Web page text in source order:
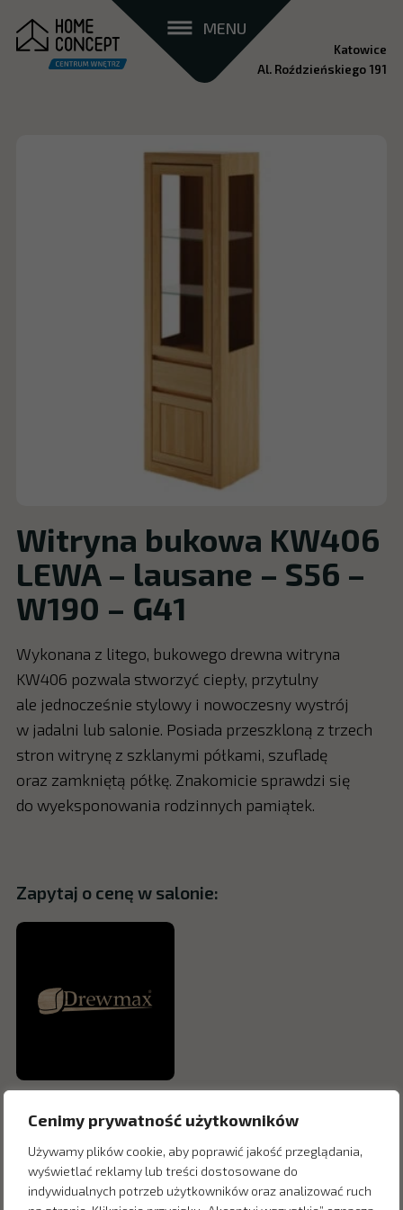
Cenimy prywatność użytkowników
Używamy plików cookie, aby poprawić jakość przeglądania,
wyświetlać reklamy lub treści dostosowane do
indywidualnych potrzeb użytkowników oraz analizować ruch
MENU
Katowice
Al. Roździeńskiego 191
Witryna bukowa KW406
LEWA – lausane – S56 –
W190 – G41
Wykonana z litego, bukowego drewna witryna
KW406 pozwala stworzyć ciepły, przytulny
ale jednocześnie stylowy i nowoczesny wystrój
w jadalni lub salonie. Posiada przeszkloną z trzech
stron witrynę z szklanymi półkami, szufladę
oraz zamkniętą półkę. Znakomicie sprawdzi się
do wyeksponowania rodzinnych pamiątek.
Zapytaj o cenę w salonie: